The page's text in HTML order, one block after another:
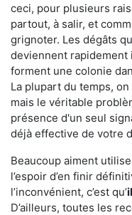
ceci, pour plusieurs
partout, à salir, et
grignoter. Les dégâts
deviennent
forment une colonie
La plupart du temps,
mais le véritable
présence d'un seul
déjà effective de votre
Beaucoup aiment
l’espoir d’en finir
l’inconvénient, c’est qu’
D’ailleurs, toutes les